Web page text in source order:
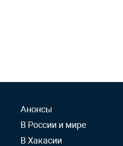
Анонсы
В России и мире
В Хакасии